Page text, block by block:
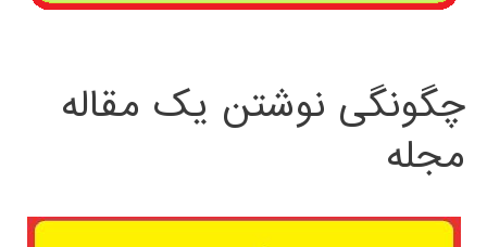
چگونگی نوشتن یک مقاله
مجله